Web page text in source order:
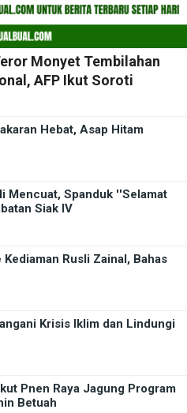
Monyet Tembilahan
AFP Ikut Soroti
Hebat, Asap Hitam
Mencuat, Spanduk ''Selamat
Siak IV
Rusli Zainal, Bahas
Krisis Iklim dan Lindungi
Pnen Raya Jagung Program
Betuah